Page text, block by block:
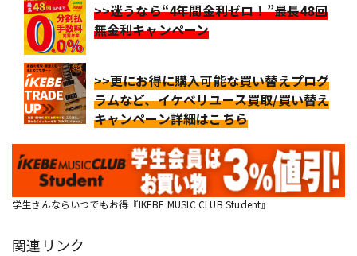
>>迷うなら“4年間金利ゼロ！”最長48回
無金利キャンペーン
>>更にお得に購入可能な買い替えプログ
ラムなど、イケベリユース買取/買い替え
キャンペーン詳細はこちら
学生さんならいつでもお得『IKEBE MUSIC CLUB Student』
関連リンク